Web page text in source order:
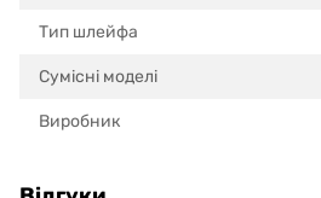
Тип шлейфа
Сумісні моделi
Виробник